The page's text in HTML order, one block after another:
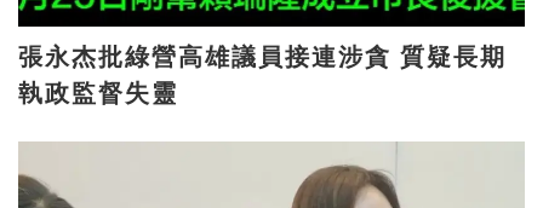
張永杰批綠營高雄議員接連涉貪 質疑長期
執政監督失靈